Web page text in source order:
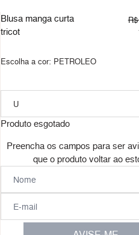
Blusa manga curta
tricot
Escolha a cor: PETROLEO
Produto esgotado
Preencha os campos para ser
que o produto voltar ao